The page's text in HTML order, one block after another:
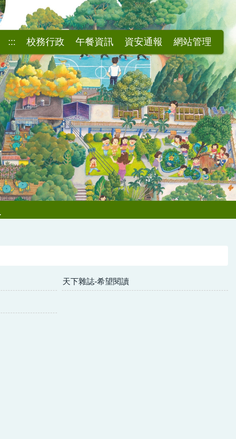
::: 校務行政 午餐資訊 資安通報 網站管理
天下雜誌-希望閱讀